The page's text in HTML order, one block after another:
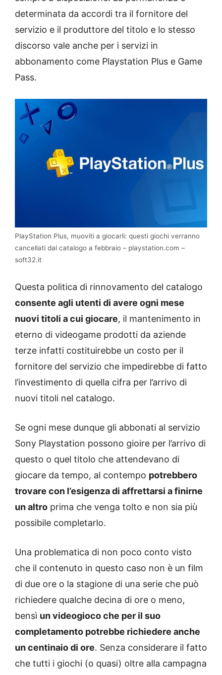
determinata da accordi tra il fornitore del
servizio e il produttore del titolo e lo stesso
discorso vale anche per i servizi in
abbonamento come Playstation Plus e Game
Pass.
PlayStation Plus, muoviti a giocarli: questi giochi verranno
cancellati dal catalogo a febbraio – playstation.com –
soft32.it
Questa politica di rinnovamento del catalogo
consente agli utenti di avere ogni mese
nuovi titoli a cui giocare, il mantenimento in
eterno di videogame prodotti da aziende
terze infatti costituirebbe un costo per il
fornitore del servizio che impedirebbe di fatto
l’investimento di quella cifra per l’arrivo di
nuovi titoli nel catalogo.
Se ogni mese dunque gli abbonati al servizio
Sony Playstation possono gioire per l’arrivo di
questo o quel titolo che attendevano di
giocare da tempo, al contempo potrebbero
trovare con l’esigenza di affrettarsi a finirne
un altro prima che venga tolto e non sia più
possibile completarlo.
Una problematica di non poco conto visto
che il contenuto in questo caso non è un film
di due ore o la stagione di una serie che può
richiedere qualche decina di ore o meno,
bensì un videogioco che per il suo
completamento potrebbe richiedere anche
un centinaio di ore. Senza considerare il fatto
che tutti i giochi (o quasi) oltre alla campagna